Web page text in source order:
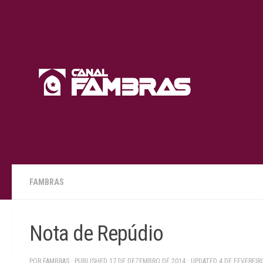
FAMBRAS
Nota de Repúdio
POR FAMBRAS · PUBLISHED 17 DE DEZEMBRO DE 2014 · UPDATED 4 DE